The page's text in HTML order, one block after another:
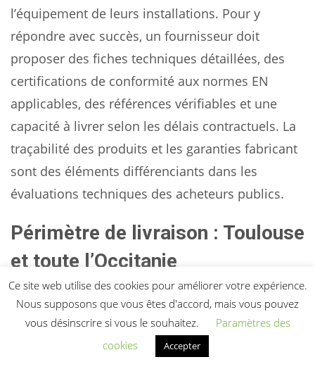
l’équipement de leurs installations. Pour y
répondre avec succès, un fournisseur doit
proposer des fiches techniques détaillées, des
certifications de conformité aux normes EN
applicables, des références vérifiables et une
capacité à livrer selon les délais contractuels. La
traçabilité des produits et les garanties fabricant
sont des éléments différenciants dans les
évaluations techniques des acheteurs publics.
Périmètre de livraison : Toulouse
et toute l’Occitanie
Que votre projet soit situé dans la métropole
toulousaine, en Haute-Garonne, dans le Tarn, le
Tarn-et-Garonne, l’Ariège, l’Aude ou dans les
départements littoraux (Hérault, Gard, Pyrénées-
Ce site web utilise des cookies pour améliorer votre expérience.
Nous supposons que vous êtes d'accord, mais vous pouvez
vous désinscrire si vous le souhaitez.
Paramètres des
cookies
Accepter